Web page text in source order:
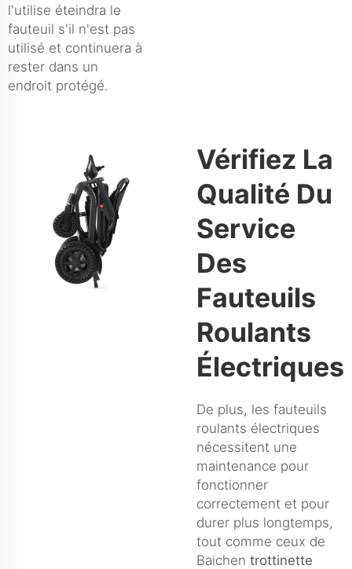
l'utilise éteindra le
fauteuil s'il n'est pas
utilisé et continuera à
rester dans un
endroit protégé.
Vérifiez La
Qualité Du
Service
Des
Fauteuils
Roulants
Électriques
De plus, les fauteuils
roulants électriques
nécessitent une
maintenance pour
fonctionner
correctement et pour
durer plus longtemps,
tout comme ceux de
Baichen trottinette